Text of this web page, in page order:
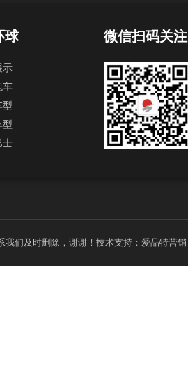
球
示
车
型
型
士
微信扫码关注
们及时删除，谢谢！技术支持： 爱品特营销